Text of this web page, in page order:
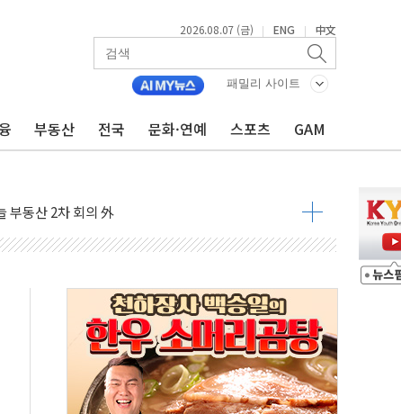
2026.08.07 (금) | ENG | 中文
패밀리 사이트
부동산 전국 문화·연예 스포츠 GAM
계형 적합업종' 재지정...5년 더 보호
카드'…휴가철 넘어 장기 고객 묶는다
발탁… 부산 광안서 약국 팝업스토어 운영
국채금리·달러 동반 상승…시장, 美 고용지표 촉각
행정명령 서명…출생시민권 제한 재시동
"…군수품 부족설 일축 "막대한 무기 보유"
적 방어…다음 과제는 '외형 확대'
자 귀환 조짐에 전월세시장 '긴장'